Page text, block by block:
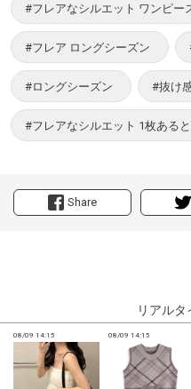
Share
#フレアなシルエット ワンピー
#フレア ロングシーズン
#ロングシーズン #抜け
#フレアなシルエット 1枚ある
リアル
08/09 14:15 08/09 14:15